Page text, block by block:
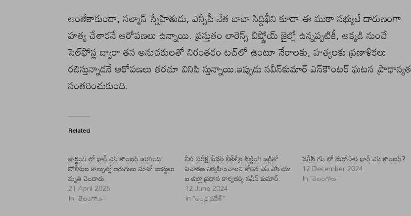
అంతేకాకుండా, సల్మాన్ స్నేహితుడు, ఎన్సీపీ నేత బాబా సిద్ధిఖీని కూడా ఈ ముఠా సభ్యులే దారుణంగా
హత్య చేశారనే ఆరోపణలు ఉన్నాయి. ప్రస్తుతం లారెన్స్ బిష్ణోయ్ జైల్లో ఉన్నప్పటికీ, అక్కడి నుంచే
సెల్‌ఫోన్ల ద్వారా తన అనుచరులతో నిరంతరం టచ్‌లో ఉంటూ నేరాలకు, హత్యలకు ప్రణాళికలు
రచిస్తున్నాడనే ఆరోపణలు తరచూ వినిపి స్తున్నాయి.ఇప్పుడు నవీన్‌కుమార్‌ ఎన్‌కౌంటర్‌ ఘటన ప్రాధాన్యత
సంతరించుకుంది.
Related
జార్ఖండ్ లో భారీ ఎన్ కౌంటర్ జరిగింది.
పోలీసుల కాల్పుల్లో ఆరుగులు మావో యిస్టులు
మృతి చెందారు.
21 April 2025
In "తెలంగాణ"
నీట్ పరీక్ష పేపర్ లీకేజీపై సిట్టింగ్ జడ్జితో
విచారణ నిర్వహించాలని కోరిన ఎన్ ఎస్ యు
ఐ జిల్లా ప్రధాన కార్యదర్శి నవీన్ కుమార్.
12 June 2024
In "ఆంధ్రప్రదేశ్"
చత్తీస్ గడ్ లో మరోసారి భారీ ఎన్ కౌంటర్?
12 December 2024
In "తెలంగాణ"